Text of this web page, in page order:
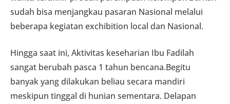
sudah bisa menjangkau pasaran Nasional melalui
beberapa kegiatan exchibition local dan Nasional.
Hingga saat ini, Aktivitas keseharian Ibu Fadilah
sangat berubah pasca 1 tahun bencana.Begitu
banyak yang dilakukan beliau secara mandiri
meskipun tinggal di hunian sementara. Delapan